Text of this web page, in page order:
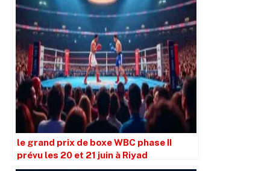
le grand prix de boxe WBC phase II
prévu les 20 et 21 juin à Riyad